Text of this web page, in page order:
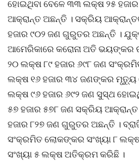
ହୋଇଥିବା ବେଳେ ୩୩ ଲକ୍ଷ ୨୫
ଆକ୍ରାନ୍ତ ଅଛନ୍ତି । ସକ୍ରିୟ
ହଜାର ୯୦୨ ଜଣ ଗୁରୁତର ଅଛନ୍ତି ।
ଆମେରିକାରେ କରୋନା ଅତି ଭୟଙ୍କର
୨୦ ଲକ୍ଷ ୮୯ ହଜାର ୬୯୮ ଜଣ
ଲକ୍ଷ ୧୬ ହଜାର ୩୪ ଜଣଙ୍କର ମୃତ୍ୟୁ
ଲକ୍ଷ ୯୬ ହଜାର ୬୯୨ ଜଣ ସୁସ୍ଥ
୫୭ ହଜାର ୫୭୮ ଜଣ ସକ୍ରିୟ
ହଜାର ୮୨୭ ଜଣ ଗୁରୁତର ଅଛନ୍ତି ।
ସଂକ୍ରମିତ ଲୋକଙ୍କର ସଂଖ୍ୟା ୮
ସଂଖ୍ୟା ୫ ଲକ୍ଷ ଅତିକ୍ରମ କରିଛି ।